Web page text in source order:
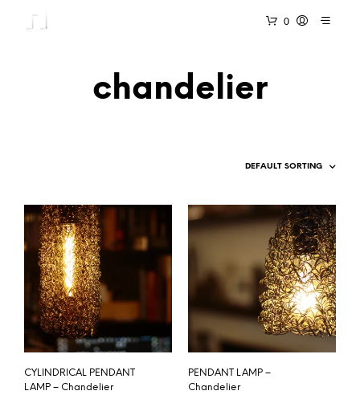
0
chandelier
CYLINDRICAL PENDANT
LAMP – Chandelier
PENDANT LAMP –
Chandelier